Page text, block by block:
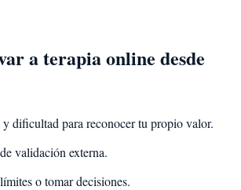
a terapia online desde
dificultad para reconocer tu propio valor.
validación externa.
o tomar decisiones.